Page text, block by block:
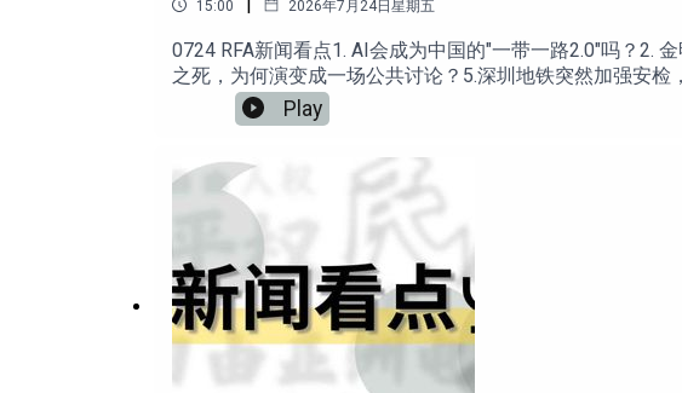
15:00 2026年7月24日星期五
0724 RFA新闻看点1. AI会成为中国的"一带一路2.0"吗？2.
之死，为何演变成一场公共讨论？5.深圳地铁突然加强安检
Play